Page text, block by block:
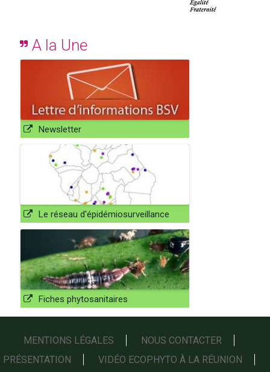
A la Une
Newsletter
Le réseau d'épidémiosurveillance
Fiches phytosanitaires
MENTIONS LÉGALES
NOUS CONTACTER
PRÉSENTATION
VIDÉO ECOPHYTO À LA RÉUNION